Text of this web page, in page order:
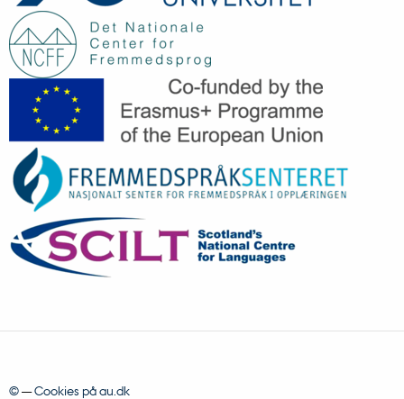
©—Cookies på au.dk